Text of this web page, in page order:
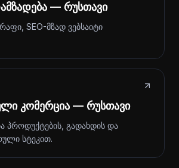
— რუსთავი
SEO-მზად ვებსაიტი
კომერცია — რუსთავი
პროდუქტების, გადახდის და
სტეკით.